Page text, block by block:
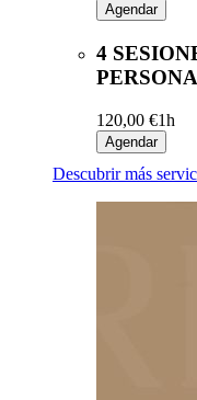
Agendar
4
120,00 €1h
Agendar
Descubrir más